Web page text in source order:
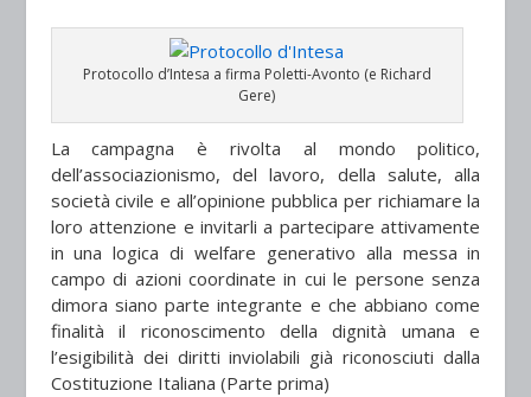
Protocollo d’Intesa a firma Poletti-Avonto (e Richard
Gere)
La campagna è rivolta al mondo politico,
dell’associazionismo, del lavoro, della salute, alla
società civile e all’opinione pubblica per richiamare la
loro attenzione e invitarli a partecipare attivamente
in una logica di welfare generativo alla messa in
campo di azioni coordinate in cui le persone senza
dimora siano parte integrante e che abbiano come
finalità il riconoscimento della dignità umana e
l’esigibilità dei diritti inviolabili già riconosciuti dalla
Costituzione Italiana (Parte prima)